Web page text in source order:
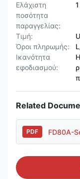
Ελάχιστη
ποσότητα
παραγγελίας:
Τιμή:
Όροι πληρωμής:
Ικανότητα
εφοδιασμού:
Related
PDF FD80A-